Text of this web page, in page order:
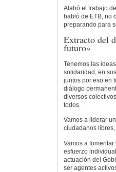
Alabó el trabajo
habló de ETB, no
preparando para
Extracto del
futuro»
Tenemos las
solidaridad, en
juntos por eso en
diálogo
diversos
todos.
Vamos a liderar
ciudadanos
Vamos a
esfuerzo
actuación del
ser agentes